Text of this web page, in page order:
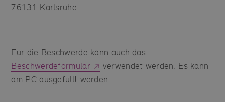
76131 Karlsruhe
Für die Beschwerde kann auch das
Beschwerdeformular
verwendet werden. Es kann
am PC ausgefüllt werden.